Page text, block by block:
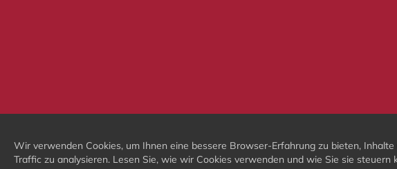
Wir verwenden Cookies, um Ihnen eine bessere Browser-Erfahrung zu bieten,
Traffic zu analysieren. Lesen Sie, wie wir Cookies verwenden und wie Sie sie steuern